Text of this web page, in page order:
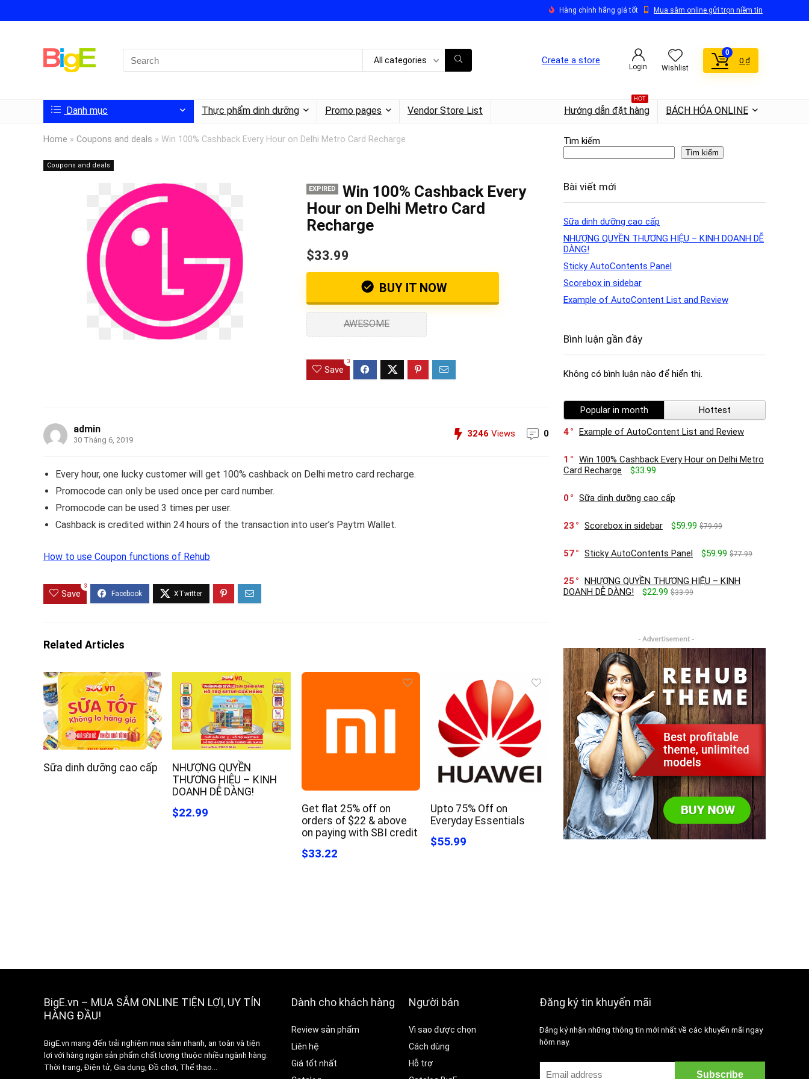
Hàng chính hãng giá tốt Mua sắm online gửi trọn niềm tin
All categories Create a store
Login Wishlist
0
0 ₫
Danh mục Thực phẩm dinh dưỡng Promo pages Vendor Store List
HOT
Hướng dẫn đặt hàng BÁCH HÓA ONLINE
Home » Coupons and deals » Win 100% Cashback Every Hour on Delhi Metro Card Recharge
Coupons and deals
EXPIRED
Win 100% Cashback Every
Hour on Delhi Metro Card
Recharge
$33.99
BUY IT NOW
AWESOME
Save
3
admin
30 Tháng 6, 2019
3246 Views 0
Every hour, one lucky customer will get 100% cashback on Delhi metro card recharge.
Promocode can only be used once per card number.
Promocode can be used 3 times per user.
Cashback is credited within 24 hours of the transaction into user’s Paytm Wallet.
How to use Coupon functions of Rehub
Save
3
Related Articles
Sữa dinh dưỡng cao cấp
NHƯỢNG QUYỀN
THƯƠNG HIỆU – KINH
DOANH DỄ DÀNG!
$22.99
Get flat 25% off on
orders of $22 & above
on paying with SBI credit
$33.22
Upto 75% Off on
Everyday Essentials
$55.99
Tìm kiếm
Tìm kiếm
Bài viết mới
Sữa dinh dưỡng cao cấp
NHƯỢNG QUYỀN THƯƠNG HIỆU – KINH DOANH DỄ
DÀNG!
Sticky AutoContents Panel
Scorebox in sidebar
Example of AutoContent List and Review
Bình luận gần đây
Không có bình luận nào để hiển thị.
Popular in month
Hottest
4
Example of AutoContent List and Review
1
Win 100% Cashback Every Hour on Delhi Metro
Card Recharge
$33.99
0 Sữa dinh dưỡng cao cấp
23 Scorebox in sidebar $59.99 $79.99
57 Sticky AutoContents Panel $59.99 $77.99
25
NHƯỢNG QUYỀN THƯƠNG HIỆU – KINH
DOANH DỄ DÀNG!
$22.99 $33.99
BigE.vn – MUA SẮM ONLINE TIỆN LỢI, UY TÍN
HÀNG ĐẦU!
BigE.vn mang đến trải nghiệm mua sắm nhanh, an toàn và tiện
lợi với hàng ngàn sản phẩm chất lượng thuộc nhiều ngành hàng:
Thời trang, Điện tử, Gia dụng, Đồ chơi, Thể thao…
Dành cho khách hàng
Review sản phẩm
Liên hệ
Giá tốt nhất
Người bán
Vì sao được chọn
Cách dùng
Hỗ trợ
Đăng ký tin khuyến mãi
Đăng ký nhận những thông tin mới nhất về các khuyến mãi ngay
hôm nay.